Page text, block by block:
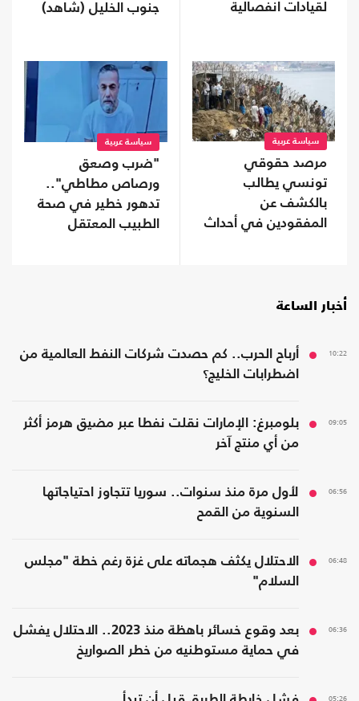
لقيادات انفصالية
جنوب الخليل (شاهد)
سياسة عربية
مرصد حقوقي
تونسي يطالب
بالكشف عن
المفقودين في أحداث
سياسة عربية
"ضرب وصعق
ورصاص مطاطي"..
تدهور خطير في صحة
الطبيب المعتقل
أخبار الساعة
10:22
أرباح الحرب.. كم حصدت شركات النفط العالمية من
اضطرابات الخليج؟
09:05
بلومبرغ: الإمارات نقلت نفطا عبر مضيق هرمز أكثر
من أي منتج آخر
06:56
لأول مرة منذ سنوات.. سوريا تتجاوز احتياجاتها
السنوية من القمح
06:48
الاحتلال يكثف هجماته على غزة رغم خطة "مجلس
السلام"
06:36
بعد وقوع خسائر باهظة منذ 2023.. الاحتلال يفشل
في حماية مستوطنيه من خطر الصواريخ
05:26